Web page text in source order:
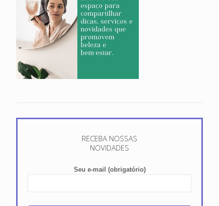
RECEBA NOSSAS
NOVIDADES
Seu e-mail (obrigatório)